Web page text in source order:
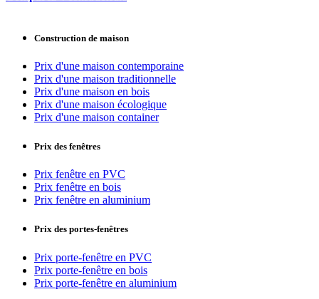
Construction de maison
Prix d'une maison contemporaine
Prix d'une maison traditionnelle
Prix d'une maison en bois
Prix d'une maison écologique
Prix d'une maison container
Prix des fenêtres
Prix fenêtre en PVC
Prix fenêtre en bois
Prix fenêtre en aluminium
Prix des portes-fenêtres
Prix porte-fenêtre en PVC
Prix porte-fenêtre en bois
Prix porte-fenêtre en aluminium